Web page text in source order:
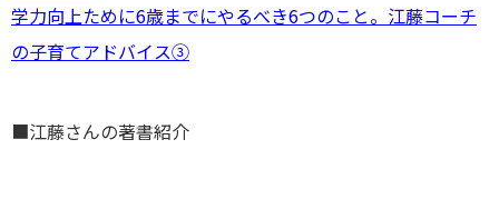
学力向上ために6歳までにやるべき6つのこと。江藤コーチ
の子育てアドバイス③
■江藤さんの著書紹介